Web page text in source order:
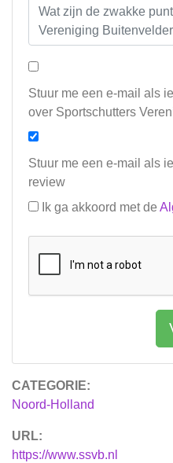
CATEGORIE:
Noord-Holland
URL:
https://www.ssvb.nl
Stuur me een e-mail als
over Sportschutters
Stuur me een e-mail als
review
Ik ga akkoord met de